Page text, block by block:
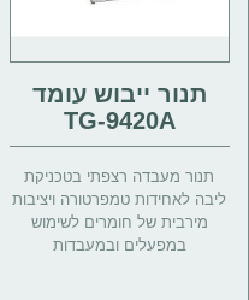
תנור ייבוש עומד
TG-9420A
תנור מעבדה רצפתי בטכניקת
ליבה לאחידות טמפרטורה ויציבות
מירבית של חומרים לשימוש
במפעלים ובמעבדות